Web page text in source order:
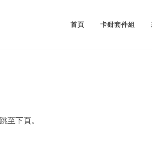
首頁 卡鉗套件組
至下頁。